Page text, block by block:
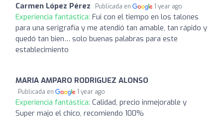
Carmen López Pérez Publicada en 1 year ago
Experiencia fantástica: Fui con el tiempo en los talones
para una serigrafía y me atendió tan amable, tan rápido y
quedó tan bien… solo buenas palabras para este
establecimiento
MARIA AMPARO RODRIGUEZ ALONSO
Publicada en 1 year ago
Experiencia fantástica: Calidad, precio inmejorable y
Super majo el chico, recomiendo 100%